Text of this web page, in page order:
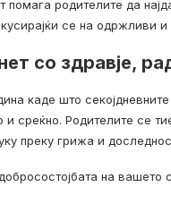
помага родителите да
се на одржливи и
со здравје,
каде што
и среќно. Родителите се
преку грижа и
на вашето